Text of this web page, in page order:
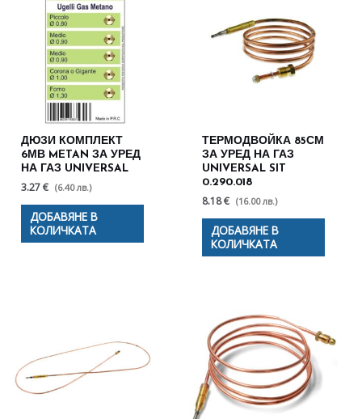
ДЮЗИ КОМПЛЕКТ
6МВ METAN ЗА УРЕД
НА ГАЗ UNIVERSAL
3.27 € (6.40 лв.)
ДОБАВЯНЕ В
КОЛИЧКАТА
ТЕРМОДВОЙКА 85СМ
ЗА УРЕД НА ГАЗ
UNIVERSAL SIT
0.290.018
8.18 € (16.00 лв.)
ДОБАВЯНЕ В
КОЛИЧКАТА